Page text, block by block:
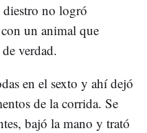
no logró
un animal que
verdad.
en el sexto y ahí dejó
de la corrida. Se
bajó la mano y trató